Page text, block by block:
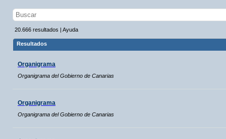
20.666 resultados | Ayuda
Resultados
Organigrama
Organigrama del Gobierno de Canarias
Organigrama
Organigrama del Gobierno de Canarias